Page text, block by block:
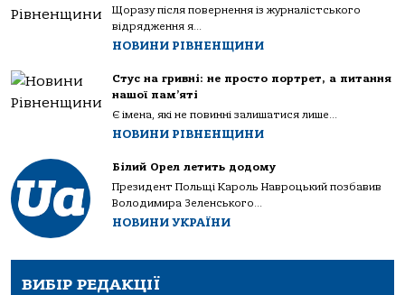
Щоразу після повернення із журналістського
відрядження я...
НОВИНИ РІВНЕНЩИНИ
Стус на гривні: не просто портрет, а питання
нашої пам’яті
Є імена, які не повинні залишатися лише...
НОВИНИ РІВНЕНЩИНИ
Білий Орел летить додому
Президент Польщі Кароль Навроцький позбавив
Володимира Зеленського...
НОВИНИ УКРАЇНИ
ВИБІР РЕДАКЦІЇ